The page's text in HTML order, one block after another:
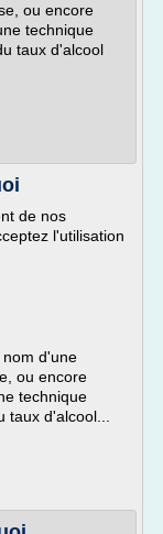
ou encore
technique
taux d'alcool
de nos
l'utilisation
d'une
ou encore
technique
d'alcool...